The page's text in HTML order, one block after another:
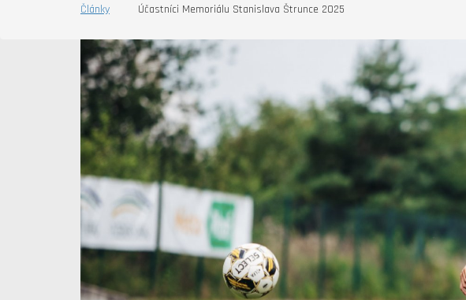
Články Účastníci Memoriálu Stanislava Štrunce 2025